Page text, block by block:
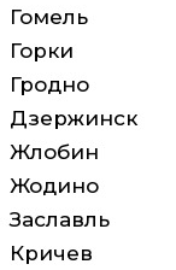
Гомель
Горки
Гродно
Дзержинск
Жлобин
Жодино
Заславль
Кричев